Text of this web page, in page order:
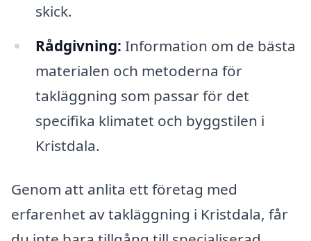
skick.
Rådgivning: Information om de bästa
materialen och metoderna för
takläggning som passar för det
specifika klimatet och byggstilen i
Kristdala.
Genom att anlita ett företag med
erfarenhet av takläggning i Kristdala, får